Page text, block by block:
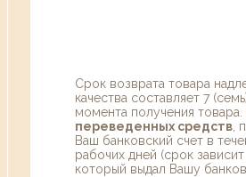
Срок возврата товара
качества составляет 7
момента получения товара.
переведенных средств ,
Ваш банковский счет в
рабочих дней (срок зависит
который выдал Вашу